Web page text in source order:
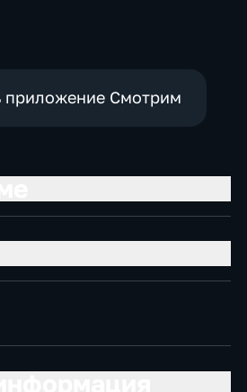
приложение Смотрим